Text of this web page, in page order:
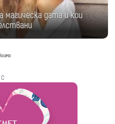
магическа дата и кои
с